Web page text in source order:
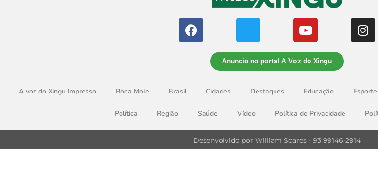
Anuncie no portal A Voz do Xingu
A voz do Xingu Impresso Boca Mole Brasil Cidades Destaques Educação Esporte
Política Região Saúde Vídeo Política de Privacidade
Desenvolvido por William Soares - 93 99146-2914